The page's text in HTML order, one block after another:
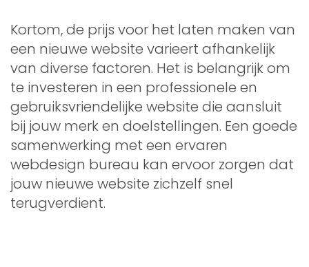
Kortom, de prijs voor het laten maken van
een nieuwe website varieert afhankelijk
van diverse factoren. Het is belangrijk om
te investeren in een professionele en
gebruiksvriendelijke website die aansluit
bij jouw merk en doelstellingen. Een goede
samenwerking met een ervaren
webdesign bureau kan ervoor zorgen dat
jouw nieuwe website zichzelf snel
terugverdient.